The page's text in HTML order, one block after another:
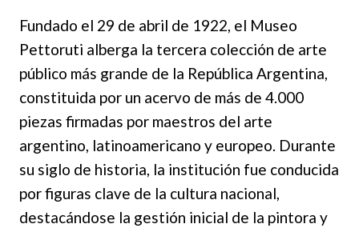
Fundado el 29 de abril de 1922, el Museo
Pettoruti alberga la tercera colección de arte
público más grande de la República Argentina,
constituida por un acervo de más de 4.000
piezas firmadas por maestros del arte
argentino, latinoamericano y europeo. Durante
su siglo de historia, la institución fue conducida
por figuras clave de la cultura nacional,
destacándose la gestión inicial de la pintora y